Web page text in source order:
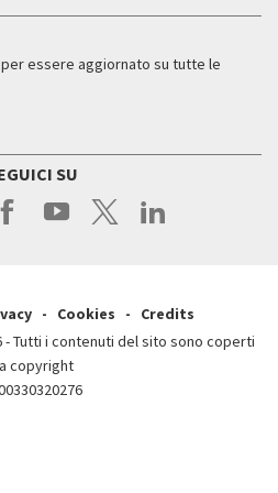
essere aggiornato su tutte le
SU
Cookies
Credits
- Tutti i contenuti del sito sono coperti
copyright